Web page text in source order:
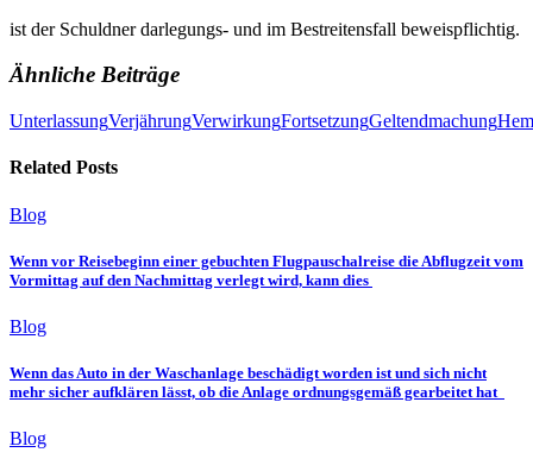
ist der Schuldner darlegungs- und im Bestreitensfall beweispflichtig.
Ähnliche Beiträge
UnterlassungVerjährungVerwirkungFortsetzungGeltendmachung
Related Posts
Blog
Wenn vor Reisebeginn einer gebuchten Flugpauschalreise die Abflugzeit vom
Vormittag auf den Nachmittag verlegt wird, kann dies
Blog
Wenn das Auto in der Waschanlage beschädigt worden ist und sich nicht
mehr sicher aufklären lässt, ob die Anlage ordnungsgemäß gearbeitet hat
Blog